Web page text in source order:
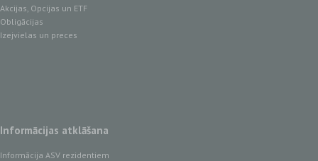
Akcijas, Opcijas un ETF
Obligācijas
Izejvielas un preces
Informācijas atklāšana
Informācija ASV rezidentiem